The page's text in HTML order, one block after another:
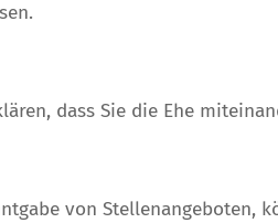
dass Sie die Ehe
von Stellenangeboten,